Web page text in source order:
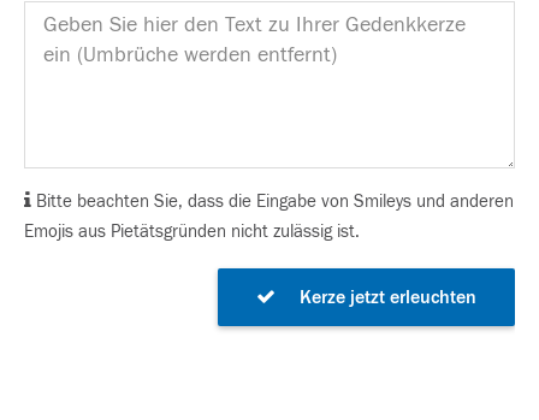
Bitte beachten Sie, dass die Eingabe von Smileys und anderen
Emojis aus Pietätsgründen nicht zulässig ist.
Kerze jetzt erleuchten